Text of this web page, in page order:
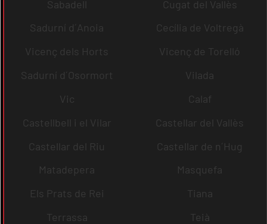
Sabadell
Cugat del Vallès
Sadurní d´Anoia
Cecília de Voltregà
Vicenç dels Horts
Vicenç de Torelló
Sadurní d´Osormort
Vilada
Vic
Calaf
Castellbell i el Vilar
Castellar del Vallès
Castellar del Riu
Castellar de n´Hug
Matadepera
Masquefa
Els Prats de Rei
Tiana
Terrassa
Teià